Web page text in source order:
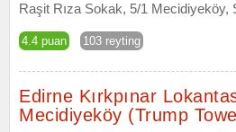
Raşit Rıza Sokak, 5/1 Mecidiyeköy,
4.4 puan 103 reyting
Edirne Kırkpınar
Mecidiyeköy (Trump